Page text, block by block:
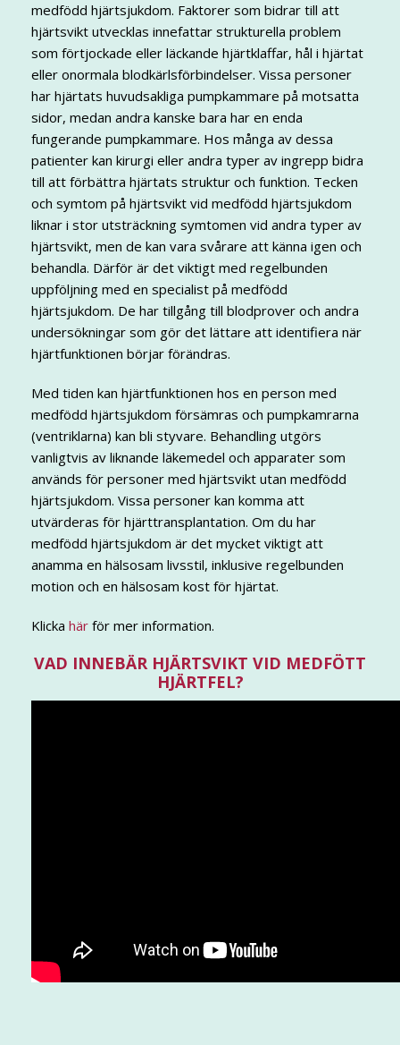
medfödd hjärtsjukdom. Faktorer som bidrar till att
hjärtsvikt utvecklas innefattar strukturella problem
som förtjockade eller läckande hjärtklaffar, hål i hjärtat
eller onormala blodkärlsförbindelser. Vissa personer
har hjärtats huvudsakliga pumpkammare på motsatta
sidor, medan andra kanske bara har en enda
fungerande pumpkammare. Hos många av dessa
patienter kan kirurgi eller andra typer av ingrepp bidra
till att förbättra hjärtats struktur och funktion. Tecken
och symtom på hjärtsvikt vid medfödd hjärtsjukdom
liknar i stor utsträckning symtomen vid andra typer av
hjärtsvikt, men de kan vara svårare att känna igen och
behandla. Därför är det viktigt med regelbunden
uppföljning med en specialist på medfödd
hjärtsjukdom. De har tillgång till blodprover och andra
undersökningar som gör det lättare att identifiera när
hjärtfunktionen börjar förändras.
Med tiden kan hjärtfunktionen hos en person med
medfödd hjärtsjukdom försämras och pumpkamrarna
(ventriklarna) kan bli styvare. Behandling utgörs
vanligtvis av liknande läkemedel och apparater som
används för personer med hjärtsvikt utan medfödd
hjärtsjukdom. Vissa personer kan komma att
utvärderas för hjärttransplantation. Om du har
medfödd hjärtsjukdom är det mycket viktigt att
anamma en hälsosam livsstil, inklusive regelbunden
motion och en hälsosam kost för hjärtat.
Klicka här för mer information.
VAD INNEBÄR HJÄRTSVIKT VID MEDFÖTT
HJÄRTFEL?